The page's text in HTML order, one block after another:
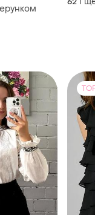
20
та
900